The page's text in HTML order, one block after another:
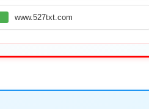
www.527txt.com